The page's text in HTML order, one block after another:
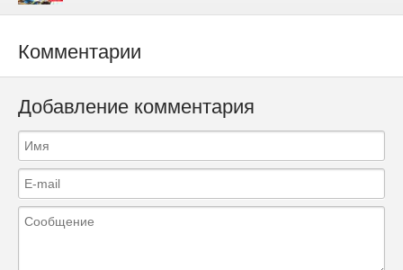
Комментарии
Добавление комментария